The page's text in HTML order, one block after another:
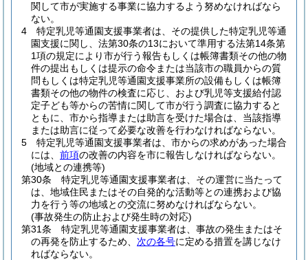
関して市が実施する事業に協力するよう努めなければなら
ない。
4
特定乳児等通園支援事業者は、その提供した特定乳児等通
園支援に関し、法第30条の13において準用する法第14条第
1項の規定により市が行う報告もしくは帳簿書類その他の物
件の提出もしくは提示の命令または当該市の職員からの質
問もしくは特定乳児等通園支援事業所の設備もしくは帳簿
書類その他の物件の検査に応じ、および乳児等支援給付認
定子ども等からの苦情に関して市が行う調査に協力すると
ともに、市から指導または助言を受けた場合は、当該指導
または助言に従って必要な改善を行わなければならない。
5
特定乳児等通園支援事業者は、市からの求めがあった場合
には、 前項の改善の内容を市に報告しなければならない。
(地域との連携等)
第30条
特定乳児等通園支援事業者は、その運営に当たって
は、地域住民またはその自発的な活動等との連携および協
力を行う等の地域との交流に努めなければならない。
(事故発生の防止および発生時の対応)
第31条
特定乳児等通園支援事業者は、事故の発生またはそ
の再発を防止するため、 次の各号に定める措置を講じなけ
ればならない。